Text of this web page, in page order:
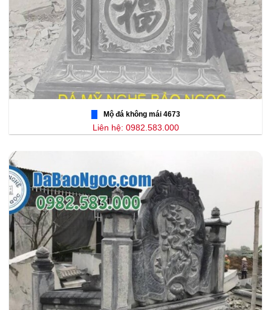
Mộ đá không mái 4673
Liên hệ: 0982.583.000